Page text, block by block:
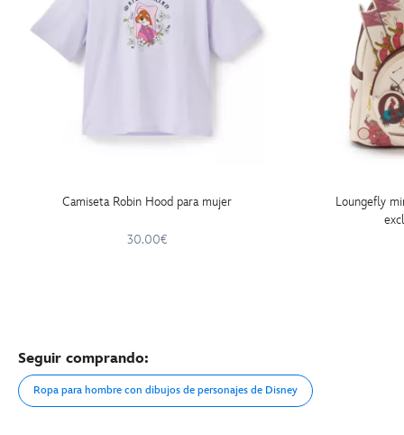
Camiseta Robin Hood para mujer
30.00€
Loungefly
Seguir comprando:
Ropa para hombre con dibujos de personajes de Disney